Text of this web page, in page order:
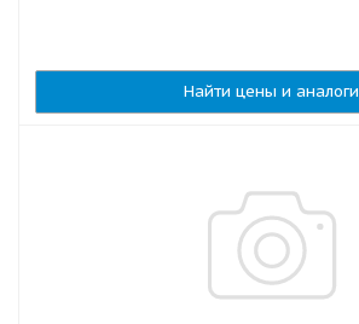
Найти цены и аналоги